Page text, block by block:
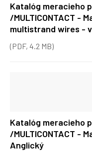
Katalóg meracieho
/MULTICONTACT -
multistrand wires -
(PDF, 4.2 MB)
Katalóg meracieho
/MULTICONTACT -
Anglický